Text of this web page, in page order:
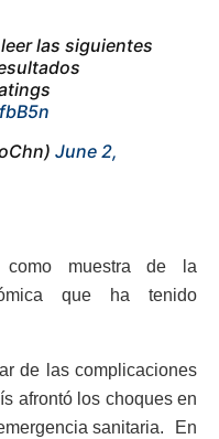
las siguientes
June 2,
como muestra de la
que ha tenido
de las complicaciones
afrontó los choques en
sanitaria. En